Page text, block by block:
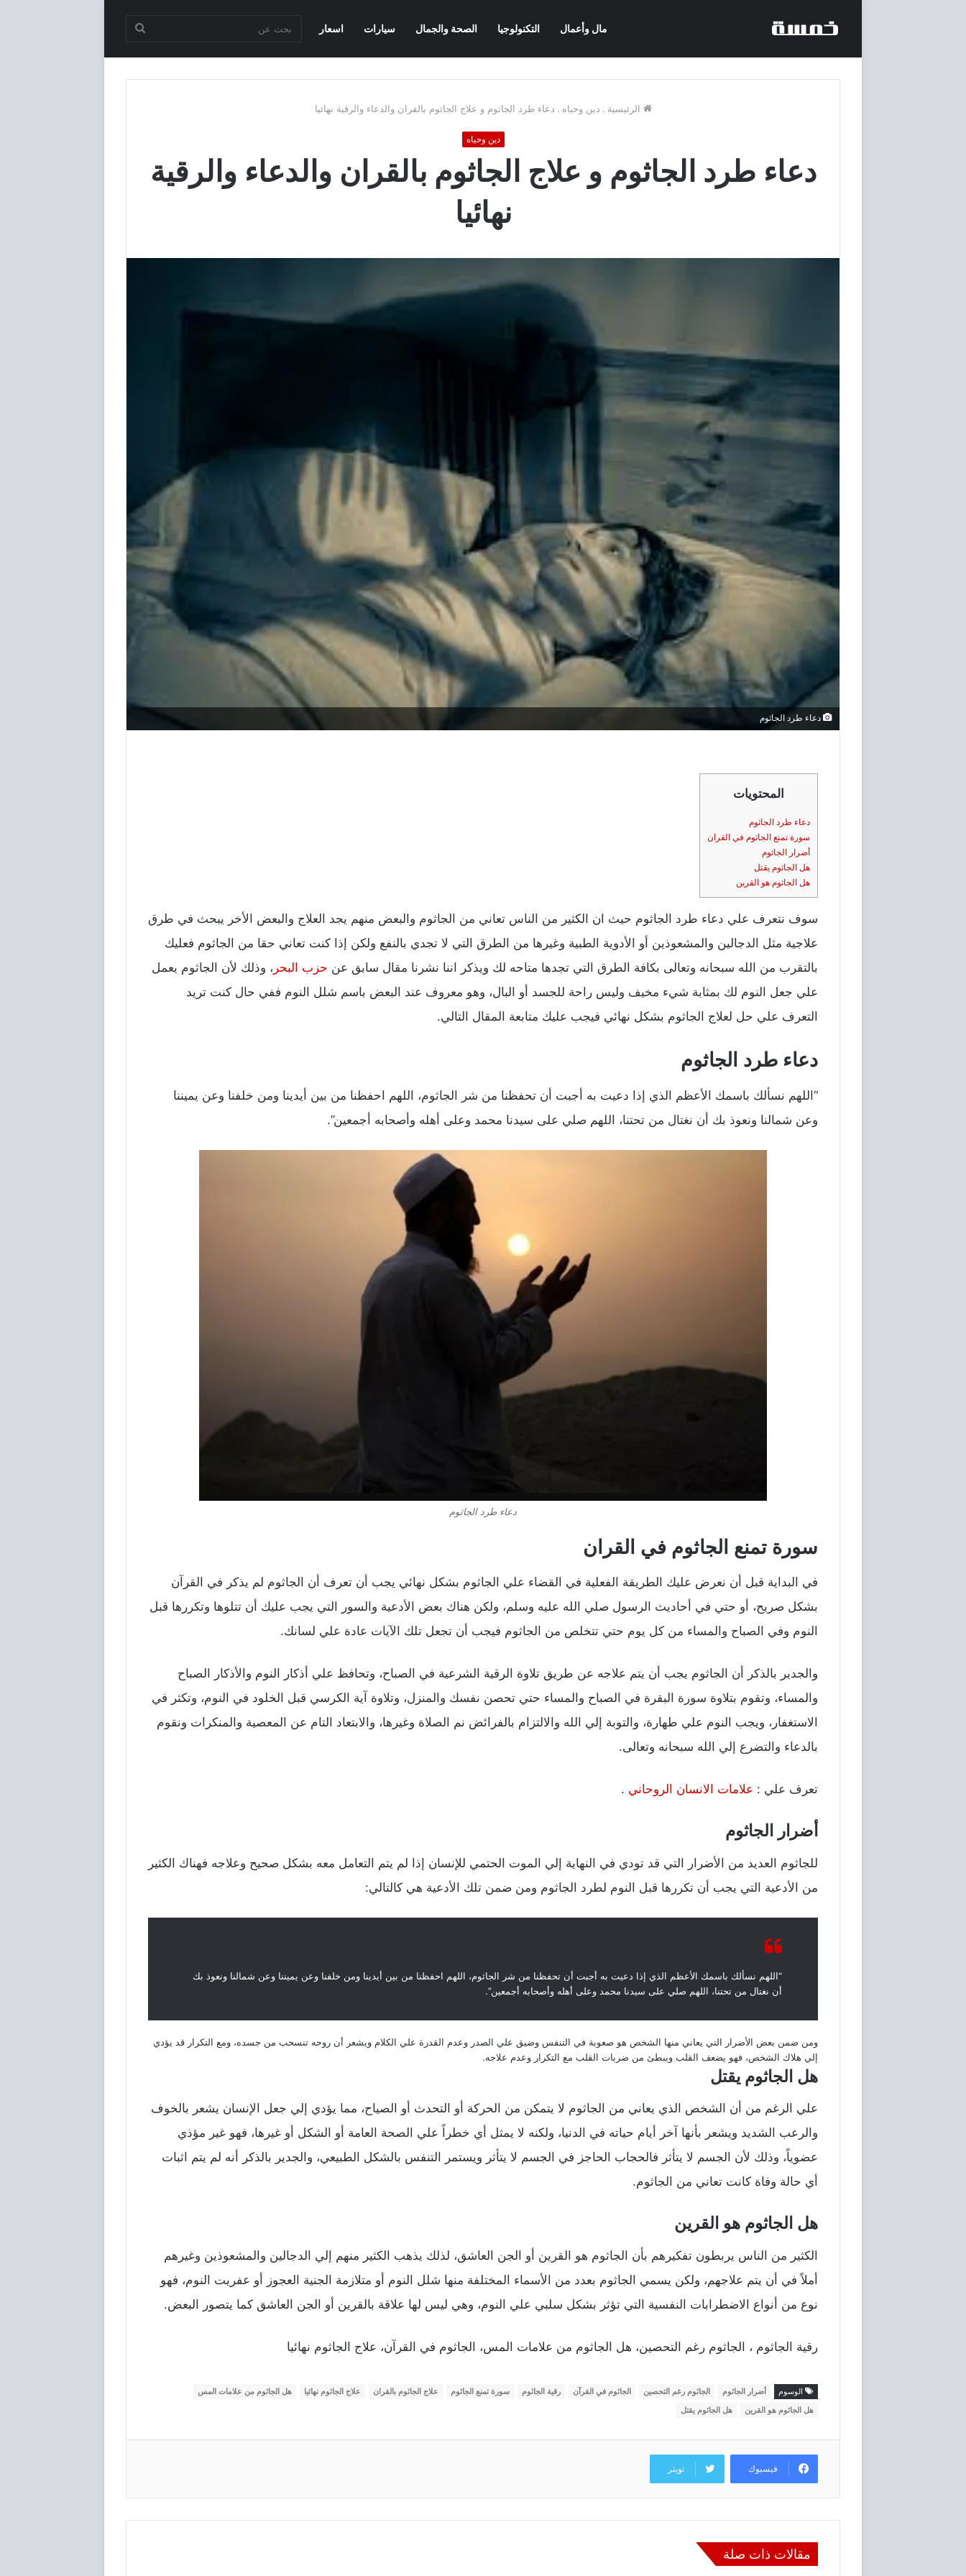
مال وأعمال التكنولوجيا الصحة والجمال سيارات اسعار بحث
الرئيسية . دين وحياه . دعاء طرد الجاثوم و علاج الجاثوم بالقران والدعاء والرقية نهائيا
دين وحياه
دعاء طرد الجاثوم و علاج الجاثوم بالقران والدعاء والرقية
نهائيا
دعاء طرد الجاثوم
المحتويات
دعاء طرد الجاثوم
سورة تمنع الجاثوم في القران
أضرار الجاثوم
هل الجاثوم يقتل
هل الجاثوم هو القرين
سوف نتعرف علي دعاء طرد الجاثوم حيث ان الكثير من الناس تعاني من الجاثوم والبعض منهم يجد العلاج والبعض الأخر يبحث في طرق
علاجية مثل الدجالين والمشعوذين أو الأدوية الطبية وغيرها من الطرق التي لا تجدي بالنفع ولكن إذا كنت تعاني حقا من الجاثوم فعليك
بالتقرب من الله سبحانه وتعالى بكافة الطرق التي تجدها متاحه لك ويذكر اننا نشرنا مقال سابق عن حزب البحر ، وذلك لأن الجاثوم يعمل
علي جعل النوم لك بمثابة شيء مخيف وليس راحة للجسد أو البال، وهو معروف عند البعض باسم شلل النوم ففي حال كنت تريد
التعرف علي حل لعلاج الجاثوم بشكل نهائي فيجب عليك متابعة المقال التالي.
دعاء طرد الجاثوم
“اللهم نسألك باسمك الأعظم الذي إذا دعيت به أجبت أن تحفظنا من شر الجاثوم، اللهم احفظنا من بين أيدينا ومن خلفنا وعن يميننا
وعن شمالنا ونعوذ بك أن نغتال من تحتنا، اللهم صلي على سيدنا محمد وعلى أهله وأصحابه أجمعين”.
دعاء طرد الجاثوم
سورة تمنع الجاثوم في القران
في البداية قبل أن نعرض عليك الطريقة الفعلية في القضاء علي الجاثوم بشكل نهائي يجب أن تعرف أن الجاثوم لم يذكر في القرآن
بشكل صريح، أو حتي في أحاديث الرسول صلي الله عليه وسلم، ولكن هناك بعض الأدعية والسور التي يجب عليك أن تتلوها وتكررها قبل
النوم وفي الصباح والمساء من كل يوم حتي تتخلص من الجاثوم فيجب أن تجعل تلك الآيات عادة علي لسانك.
والجدير بالذكر أن الجاثوم يجب أن يتم علاجه عن طريق تلاوة الرقية الشرعية في الصباح، وتحافظ علي أذكار النوم والأذكار الصباح
والمساء، وتقوم بتلاوة سورة البقرة في الصباح والمساء حتي تحصن نفسك والمنزل، وتلاوة آية الكرسي قبل الخلود في النوم، وتكثر في
الاستغفار، ويجب النوم علي طهارة، والتوبة إلي الله والالتزام بالفرائض نم الصلاة وغيرها، والابتعاد التام عن المعصية والمنكرات ونقوم
بالدعاء والتضرع إلي الله سبحانه وتعالى.
تعرف علي : علامات الانسان الروحاني .
أضرار الجاثوم
للجاثوم العديد من الأضرار التي قد تودي في النهاية إلي الموت الحتمي للإنسان إذا لم يتم التعامل معه بشكل صحيح وعلاجه فهناك الكثير
من الأدعية التي يجب أن تكررها قبل النوم لطرد الجاثوم ومن ضمن تلك الأدعية هي كالتالي:
“اللهم نسألك باسمك الأعظم الذي إذا دعيت به أجبت أن تحفظنا من شر الجاثوم، اللهم احفظنا من بين أيدينا ومن خلفنا وعن يميننا وعن شمالنا ونعوذ بك
أن نغتال من تحتنا، اللهم صلي على سيدنا محمد وعلى أهله وأصحابه أجمعين”.
ومن ضمن بعض الأضرار التي يعاني منها الشخص هو صعوبة في التنفس وضيق علي الصدر وعدم القدرة علي الكلام ويشعر أن روحه تنسحب من جسده، ومع التكرار قد يؤدي
إلي هلاك الشخص، فهو يضعف القلب ويبطئ من ضربات القلب مع التكرار وعدم علاجه.
هل الجاثوم يقتل
علي الرغم من أن الشخص الذي يعاني من الجاثوم لا يتمكن من الحركة أو التحدث أو الصياح، مما يؤدي إلي جعل الإنسان يشعر بالخوف
والرعب الشديد ويشعر بأنها آخر أيام حياته في الدنيا، ولكنه لا يمثل أي خطراً علي الصحة العامة أو الشكل أو غيرها، فهو غير مؤذي
عضوياً، وذلك لأن الجسم لا يتأثر فالحجاب الحاجز في الجسم لا يتأثر ويستمر التنفس بالشكل الطبيعي، والجدير بالذكر أنه لم يتم اثبات
أي حالة وفاة كانت تعاني من الجاثوم.
هل الجاثوم هو القرين
الكثير من الناس يربطون تفكيرهم بأن الجاثوم هو القرين أو الجن العاشق، لذلك يذهب الكثير منهم إلي الدجالين والمشعوذين وغيرهم
أملاً في أن يتم علاجهم، ولكن يسمي الجاثوم بعدد من الأسماء المختلفة منها شلل النوم أو متلازمة الجنية العجوز أو عفريت النوم، فهو
نوع من أنواع الاضطرابات النفسية التي تؤثر بشكل سلبي علي النوم، وهي ليس لها علاقة بالقرين أو الجن العاشق كما يتصور البعض.
رقية الجاثوم ، الجاثوم رغم التحصين، هل الجاثوم من علامات المس، الجاثوم في القرآن، علاج الجاثوم نهائيا
الوسوم أضرار الجاثوم الجاثوم رغم التحصين الجاثوم في القرآن رقية الجاثوم سورة تمنع الجاثوم علاج الجاثوم بالقران علاج الجاثوم نهائيا
هل الجاثوم من علامات المس
هل الجاثوم هو القرين
هل الجاثوم يقتل
فيسبوك تويتر
مقالات ذات صلة